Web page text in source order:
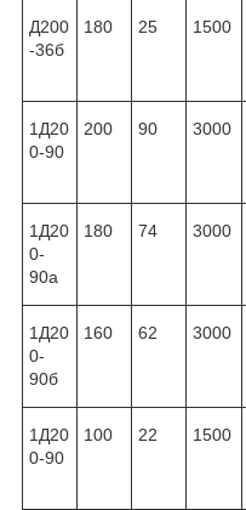
Д200
-36б
180 25 1500
1Д20
0-90
200 90 3000
1Д20
0-
90а
180 74 3000
1Д20
0-
90б
160 62 3000
1Д20
0-90
100 22 1500